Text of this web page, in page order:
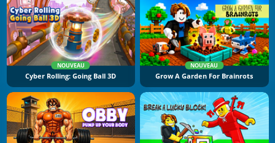
NOUVEAU
Cyber Rolling: Going Ball 3D
NOUVEAU
Grow A Garden For Brainrots